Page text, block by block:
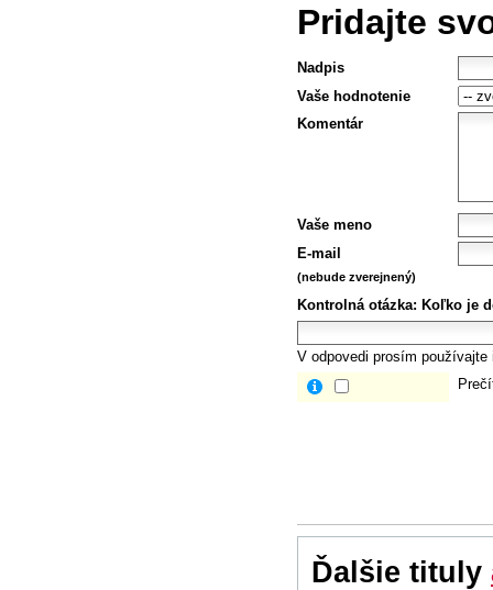
Pridajte
Nadpis
Vaše hodnotenie
Komentár
Vaše meno
E-mail
(nebude zverejnený)
Kontrolná otázka: Koľko je
V odpovedi prosím
Ďalšie tituly